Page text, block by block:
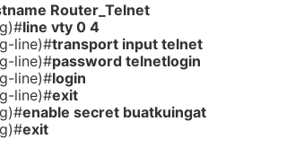
Router_Telnet
line vty 0 4
line)#transport input telnet
line)#password telnetlogin
line)#login
line)#exit
enable secret buatkuingat
exit